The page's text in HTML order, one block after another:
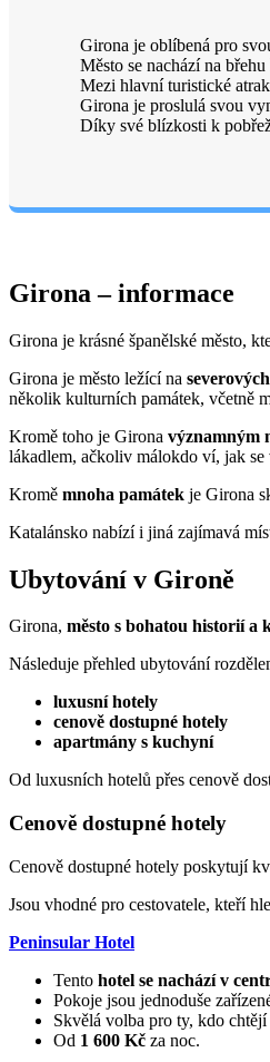
Girona je oblíbená pro
Město se nachází na
Mezi hlavní turistické
Girona je proslulá svou
Díky své blízkosti k
Girona – informace
Girona je krásné španělské město,
Girona je město ležící na
několik kulturních památek, včetně
Kromě toho je Girona významným
lákadlem, ačkoliv málokdo ví, jak
Kromě mnoha památek je Girona
Katalánsko nabízí i jiná zajímavá
Ubytování v Gironě
Girona, město s bohatou historií a
Následuje přehled ubytování
luxusní hotely
cenově dostupné hotely
apartmány s kuchyní
Od luxusních hotelů přes cenově
Cenově dostupné hotely
Cenově dostupné hotely poskytují
Jsou vhodné pro cestovatele, kteří
Peninsular Hotel
Tento hotel se nachází v
Pokoje jsou jednoduše
Skvělá volba pro ty, kdo
Od 1 600 Kč za noc.